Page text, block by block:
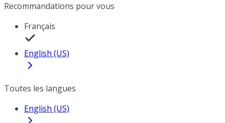
Recommandations pour vous
Français
English (US)
Toutes les langues
English (US)